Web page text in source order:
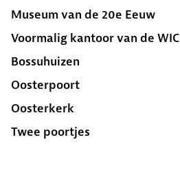
Museum van de 20e Eeuw
Voormalig kantoor van de WIC
Bossuhuizen
Oosterpoort
Oosterkerk
Twee poortjes